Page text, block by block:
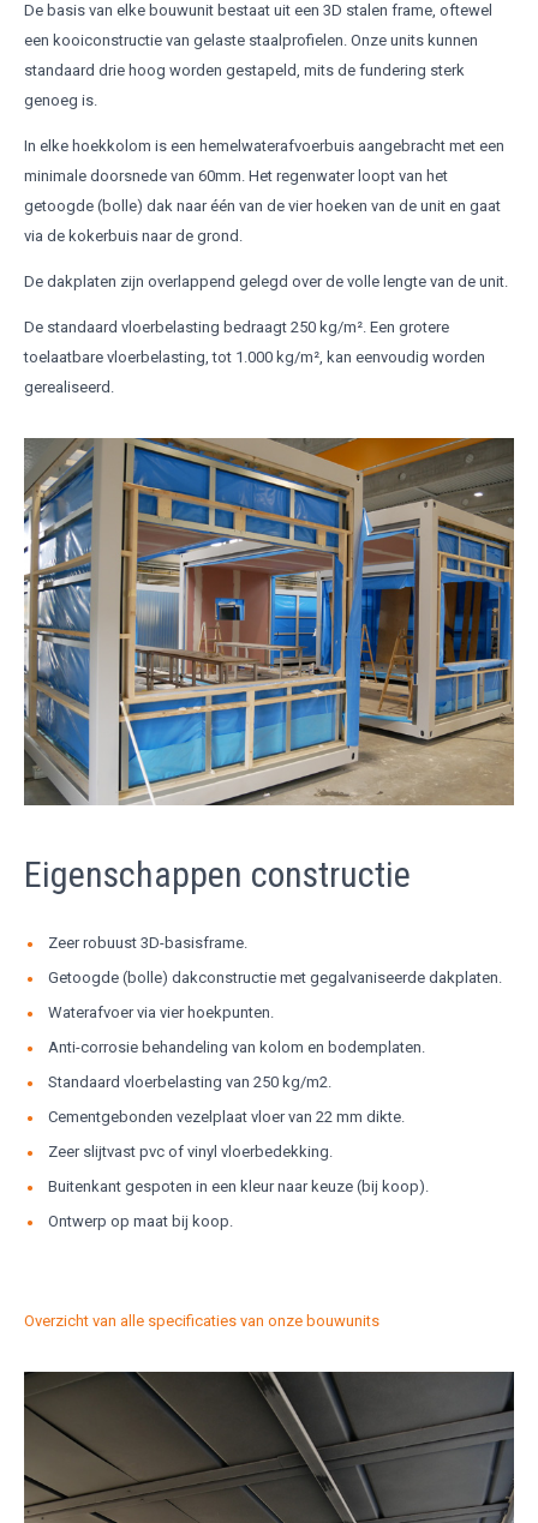
De basis van elke bouwunit bestaat uit een 3D stalen frame, oftewel
een kooiconstructie van gelaste staalprofielen. Onze units kunnen
standaard drie hoog worden gestapeld, mits de fundering sterk
genoeg is.
In elke hoekkolom is een hemelwaterafvoerbuis aangebracht met een
minimale doorsnede van 60mm. Het regenwater loopt van het
getoogde (bolle) dak naar één van de vier hoeken van de unit en gaat
via de kokerbuis naar de grond.
De dakplaten zijn overlappend gelegd over de volle lengte van de unit.
De standaard vloerbelasting bedraagt 250 kg/m². Een grotere
toelaatbare vloerbelasting, tot 1.000 kg/m², kan eenvoudig worden
gerealiseerd.
Eigenschappen constructie
Zeer robuust 3D-basisframe.
Getoogde (bolle) dakconstructie met gegalvaniseerde dakplaten.
Waterafvoer via vier hoekpunten.
Anti-corrosie behandeling van kolom en bodemplaten.
Standaard vloerbelasting van 250 kg/m2.
Cementgebonden vezelplaat vloer van 22 mm dikte.
Zeer slijtvast pvc of vinyl vloerbedekking.
Buitenkant gespoten in een kleur naar keuze (bij koop).
Ontwerp op maat bij koop.
Overzicht van alle specificaties van onze bouwunits